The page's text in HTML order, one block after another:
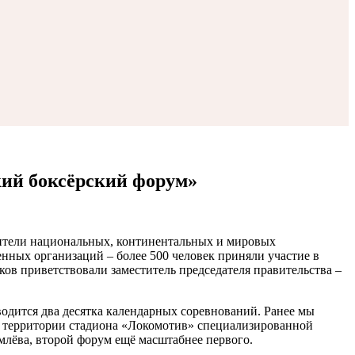
боксёрский форум»
национальных, континентальных и мировых
организаций – более 500 человек приняли участие в
заместитель председателя правительства –
два десятка календарных соревнований. Ранее мы
стадиона «Локомотив» специализированной
второй форум ещё масштабнее первого.